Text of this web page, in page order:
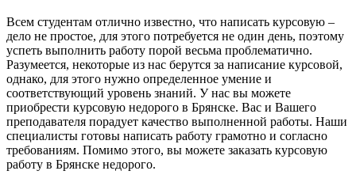
Всем студентам отлично известно, что написать курсовую –
дело не простое, для этого потребуется не один день, поэтому
успеть выполнить работу порой весьма проблематично.
Разумеется, некоторые из нас берутся за написание курсовой,
однако, для этого нужно определенное умение и
соответствующий уровень знаний. У нас вы можете
приобрести курсовую недорого в Брянске. Вас и Вашего
преподавателя порадует качество выполненной работы. Наши
специалисты готовы написать работу грамотно и согласно
требованиям. Помимо этого, вы можете заказать курсовую
работу в Брянске недорого.